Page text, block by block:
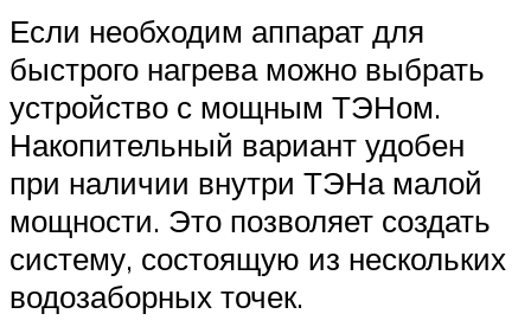
Если необходим аппарат для
быстрого нагрева можно выбрать
устройство с мощным ТЭНом.
Накопительный вариант удобен
при наличии внутри ТЭНа малой
мощности. Это позволяет создать
систему, состоящую из нескольких
водозаборных точек.